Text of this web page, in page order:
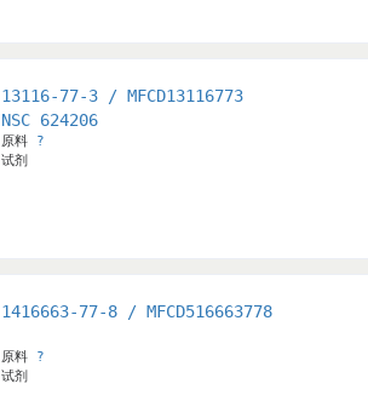
13116-77-3 / MFCD13116773
NSC 624206
原料 ?
试剂
1416663-77-8 / MFCD516663778
原料 ?
试剂